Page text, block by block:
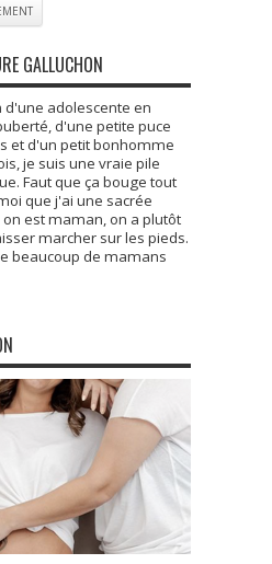
GALLUCHON
d'une adolescente en
d'une petite puce
et d'un petit bonhomme
je suis une vraie pile
Faut que ça bouge tout
que j'ai une sacrée
est maman, on a plutôt
marcher sur les pieds.
beaucoup de mamans